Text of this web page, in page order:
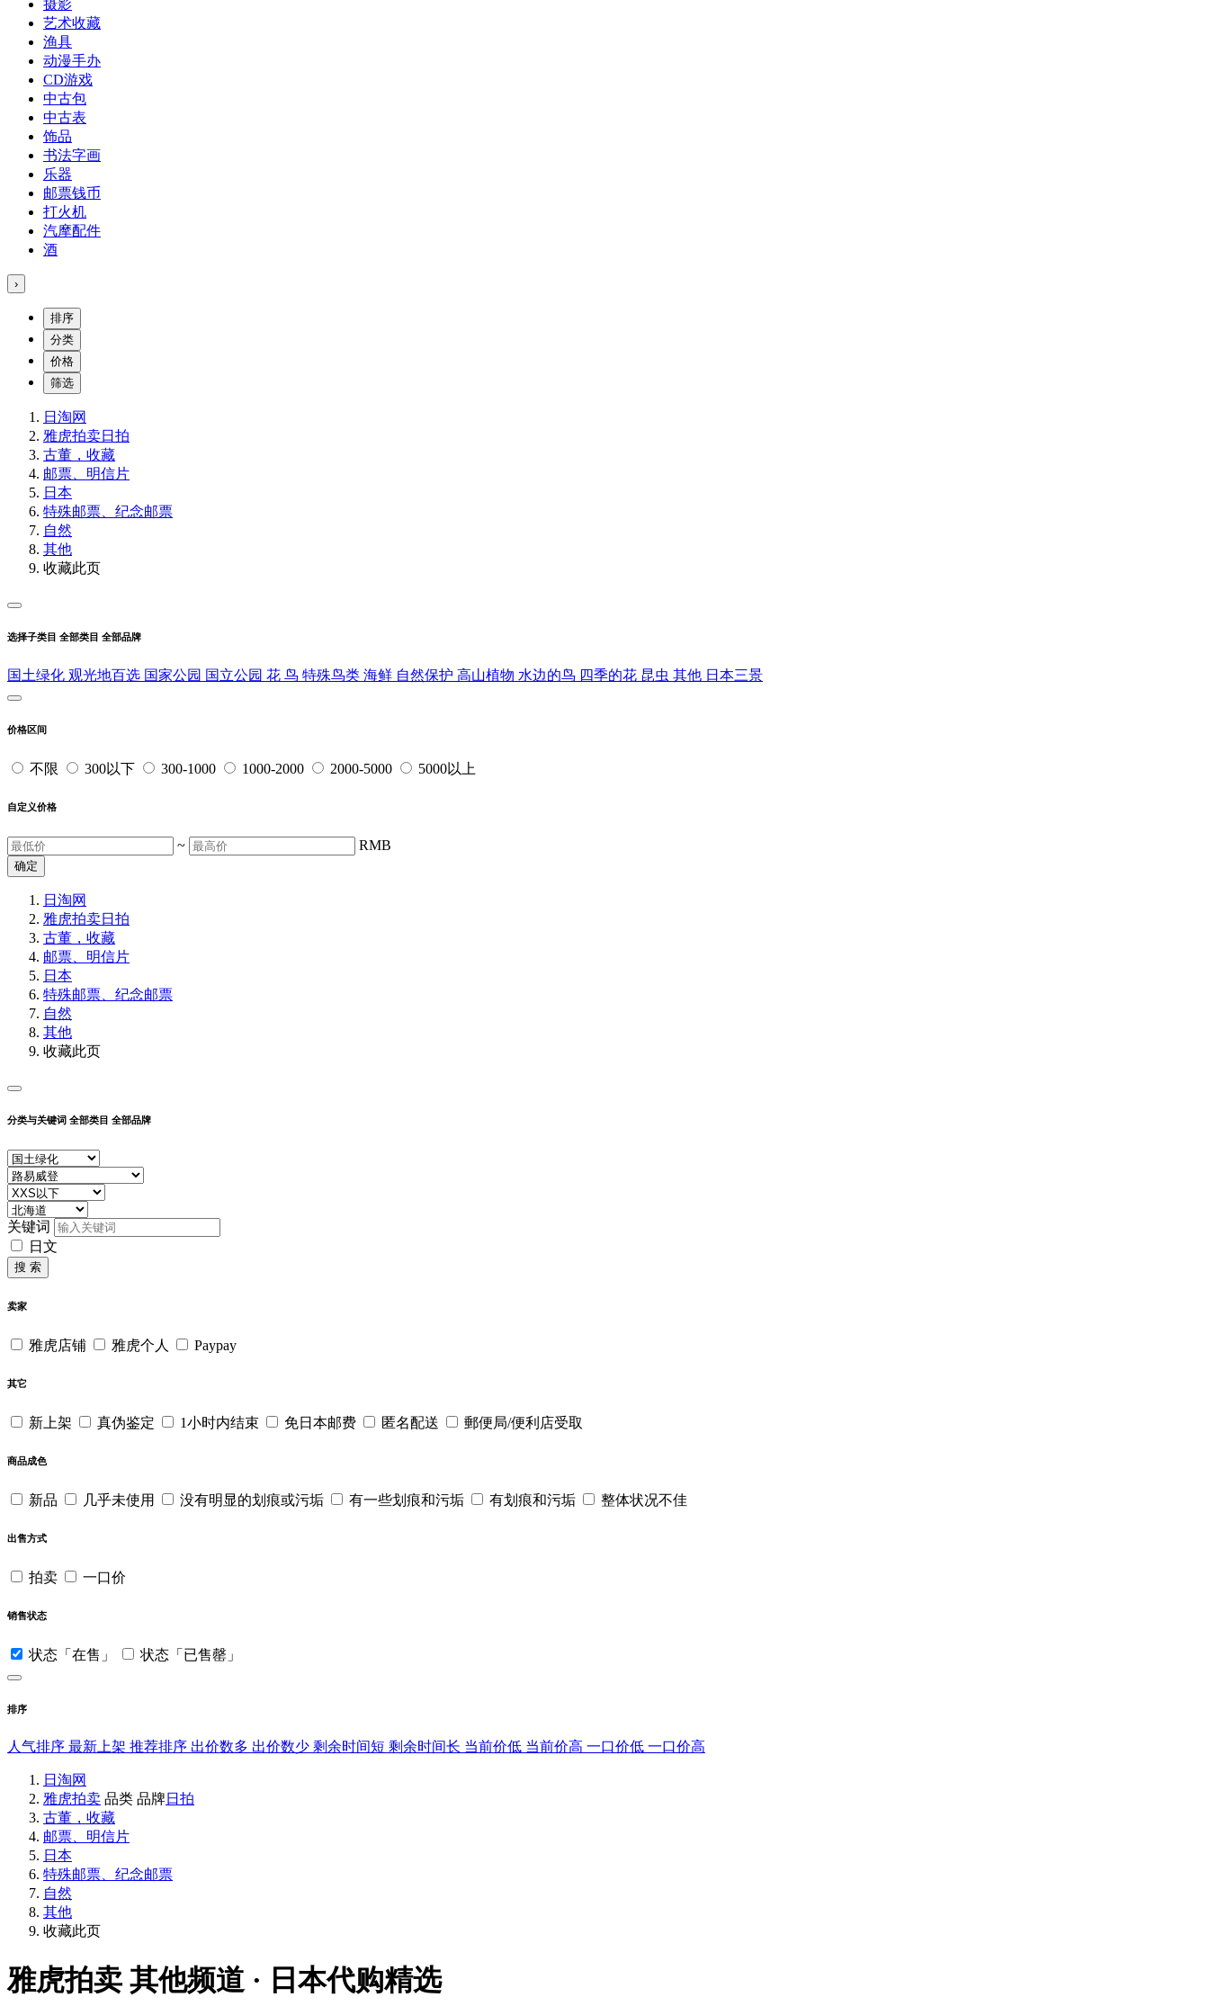
摄影
艺术收藏
渔具
动漫手办
CD游戏
中古包
中古表
饰品
书法字画
乐器
邮票钱币
打火机
汽摩配件
酒
›
排序
分类
价格
筛选
日淘网
雅虎拍卖日拍
古董，收藏
邮票、明信片
日本
特殊邮票、纪念邮票
自然
其他
收藏此页
选择子类目 全部类目 全部品牌
国土绿化 观光地百选 国家公园 国立公园 花 鸟 特殊鸟类 海鲜 自然保护 高山植物 水边的鸟 四季的花 昆虫 其他 日本三景
价格区间
不限 300以下 300-1000 1000-2000 2000-5000 5000以上
自定义价格
~ RMB
确定
日淘网
雅虎拍卖日拍
古董，收藏
邮票、明信片
日本
特殊邮票、纪念邮票
自然
其他
收藏此页
分类与关键词 全部类目 全部品牌
关键词
日文
搜 索
卖家
雅虎店铺 雅虎个人 Paypay
其它
新上架 真伪鉴定 1小时内结束 免日本邮费 匿名配送 郵便局/便利店受取
商品成色
新品 几乎未使用 没有明显的划痕或污垢 有一些划痕和污垢 有划痕和污垢 整体状况不佳
出售方式
拍卖 一口价
销售状态
状态「在售」 状态「已售罄」
排序
人气排序 最新上架 推荐排序 出价数多 出价数少 剩余时间短 剩余时间长 当前价低 当前价高 一口价低 一口价高
日淘网
雅虎拍卖 品类 品牌日拍
古董，收藏
邮票、明信片
日本
特殊邮票、纪念邮票
自然
其他
收藏此页
雅虎拍卖 其他频道 · 日本代购精选